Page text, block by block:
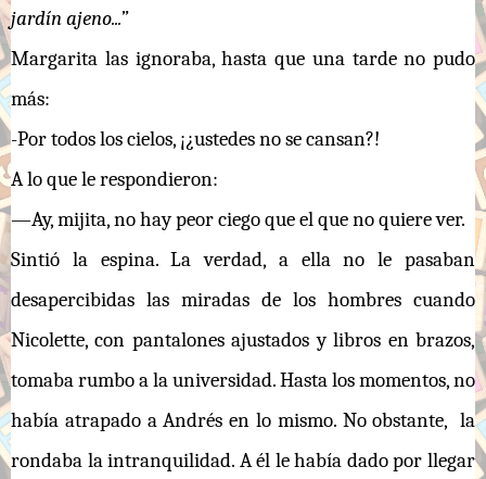
jardín ajeno...”
Margarita las ignoraba, hasta que una tarde no pudo
más:
-Por todos los cielos, ¡¿ustedes no se cansan?!
A lo que le respondieron:
—Ay, mijita, no hay peor ciego que el que no quiere ver.
Sintió la espina. La verdad, a ella no le pasaban
desapercibidas las miradas de los hombres cuando
Nicolette, con pantalones ajustados y libros en brazos,
tomaba rumbo a la universidad. Hasta los momentos, no
había atrapado a Andrés en lo mismo. No obstante, la
rondaba la intranquilidad. A él le había dado por llegar